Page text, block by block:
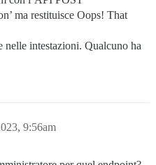
ma restituisce Oops! That
intestazioni. Qualcuno ha
9:56am